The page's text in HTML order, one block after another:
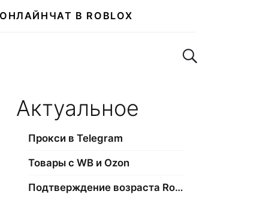
ЧАТ В ROBLOX
Поиск по сайту
Актуальное
Прокси в Telegram
Товары с WB и Ozon
Подтверждение возраста Roblox